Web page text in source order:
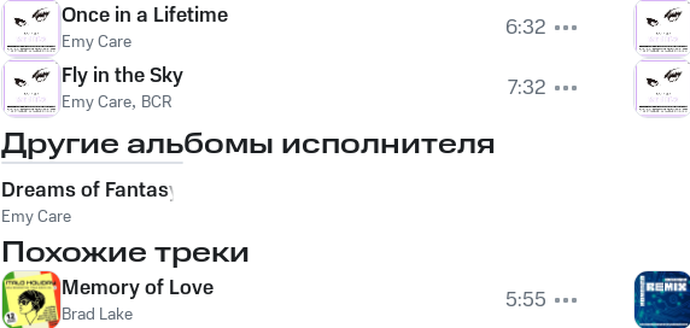
Once in a Lifetime
Emy Care
6:32
Fly in the Sky
Emy Care, BCR 7:32
Другие альбомы исполнителя
Dreams of Fantasy
Emy Care
Похожие треки
Memory of Love
Brad Lake
5:55